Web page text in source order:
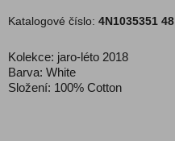
Katalogové číslo: 4N1035351 48
Kolekce: jaro-léto 2018
Barva: White
Složení: 100% Cotton